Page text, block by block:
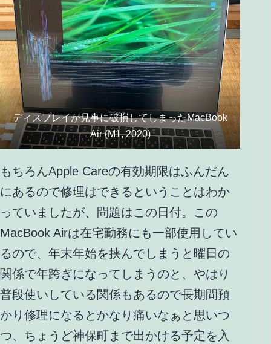
ディスプレイが見事に破損してしまったMacBook
Air (M1, 2020)
もちろんApple Careの有効期限はふんだん
にあるので修理はできるということはわか
っていましたが、問題はこの日付。この
MacBook Airは在宅勤務にも一部使用してい
るので、年末年始を挟んでしまうと曜日の
関係で年跨ぎになってしまうのと、やはり
普段使いしている関係もあるので長期間預
かり修理になるとかなり痛いなぁと思いつ
つ、ちょうど神保町まで出かける予定を入